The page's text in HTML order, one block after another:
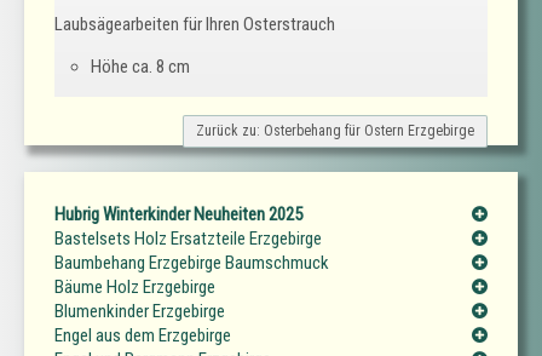
Laubsägearbeiten für Ihren Osterstrauch
Höhe ca. 8 cm
Zurück zu: Osterbehang für Ostern Erzgebirge
Hubrig Winterkinder Neuheiten 2025
Bastelsets Holz Ersatzteile Erzgebirge
Baumbehang Erzgebirge Baumschmuck
Bäume Holz Erzgebirge
Blumenkinder Erzgebirge
Engel aus dem Erzgebirge